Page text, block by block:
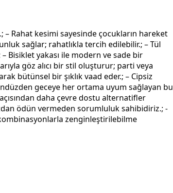
– Rahat kesimi sayesinde çocukların hareket
sağlar; rahatlıkla tercih edilebilir.; – Tül
Bisiklet yakası ile modern ve sade bir
göz alıcı bir stil oluşturur; parti veya
bütünsel bir şıklık vaad eder.; – Cipsiz
geceye her ortama uyum sağlayan bu
daha çevre dostu alternatifler
ödün vermeden sorumluluk sahibidiriz.; -
zenginleştirilebilme